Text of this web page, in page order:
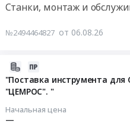
Станки, монтаж и
№2494464827 от 06.08.26
"Поставка инструмента
"ЦЕМРОС". "
Начальная цена
—